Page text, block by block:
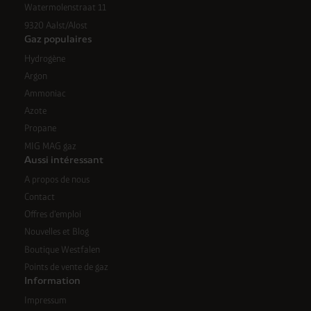
Watermolenstraat 11
9320 Aalst/Alost
Gaz populaires
Hydrogène
Argon
Ammoniac
Azote
Propane
MIG MAG gaz
Aussi intéressant
A propos de nous
Contact
Offres d'emploi
Nouvelles et Blog
Boutique Westfalen
Points de vente de gaz
Information
Impressum